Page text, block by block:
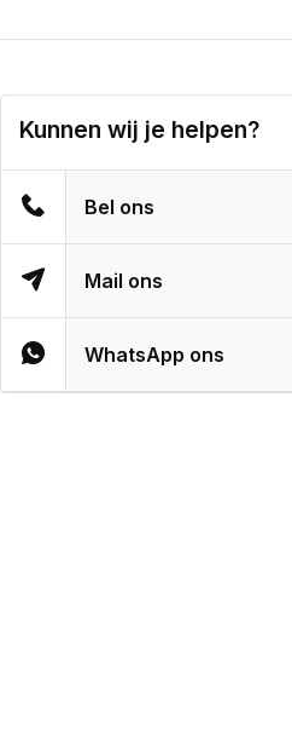
Kunnen wij je helpen?
Bel ons
Mail ons
WhatsApp ons